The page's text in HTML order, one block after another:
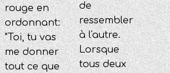
rouge en
ordonnant:
"Toi, tu vas
me donner
tout ce que
de
ressembler
à l'autre.
Lorsque
tous deux